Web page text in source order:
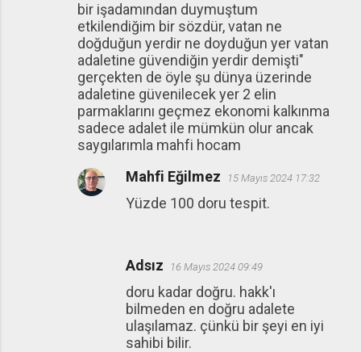
bir işadamından duymuştum
etkilendiğim bir sözdür, vatan ne
doğduğun yerdir ne doyduğun yer vatan
adaletine güvendiğin yerdir demişti"
gerçekten de öyle şu dünya üzerinde
adaletine güvenilecek yer 2 elin
parmaklarını geçmez ekonomi kalkınma
sadece adalet ile mümkün olur ancak
saygılarımla mahfi hocam
Mahfi Eğilmez 15 Mayıs 2024 17:32
Yüzde 100 doru tespit.
Adsız 16 Mayıs 2024 09:49
doru kadar doğru. hakk'ı
bilmeden en doğru adalete
ulaşılamaz. çünkü bir şeyi en iyi
sahibi bilir.